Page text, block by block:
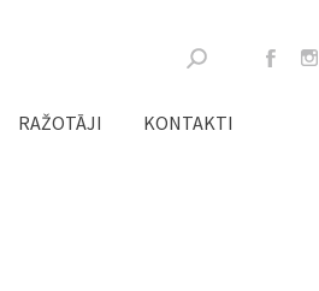
Meklēšanas
forma
RAŽOTĀJI KONTAKTI